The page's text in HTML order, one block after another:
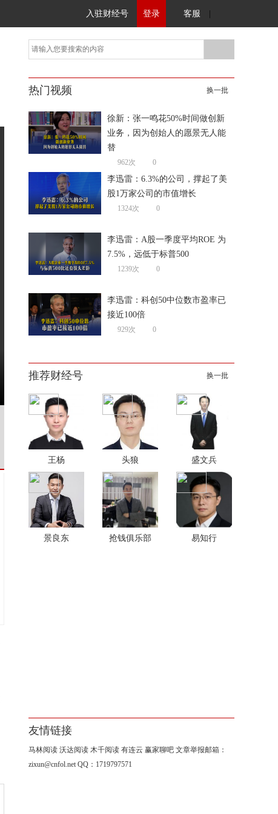
入驻财经号 登录 客服
热门视频 换一批
徐新：张一鸣花50%时间做创新
业务，因为创始人的愿景无人能
替
962次 0
李迅雷：6.3%的公司，撑起了美
股1万家公司的市值增长
1324次 0
李迅雷：A股一季度平均ROE 为
7.5%，远低于标普500
1239次 0
李迅雷：科创50中位数市盈率已
接近100倍
929次 0
推荐财经号 换一批
王杨 头狼 盛文兵
景良东 抢钱俱乐部 易知行
友情链接
马林阅读 沃达阅读 木千阅读 有连云 赢家聊吧 文章举报邮箱：
zixun@cnfol.net QQ：1719797571